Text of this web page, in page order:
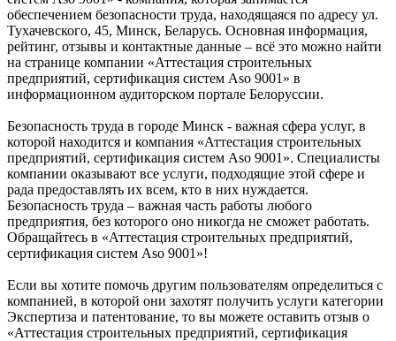
обеспечением безопасности труда, находящаяся по адресу ул.
Тухачевского, 45, Минск, Беларусь. Основная информация,
рейтинг, отзывы и контактные данные – всё это можно найти
на странице компании «Аттестация строительных
предприятий, сертификация систем Aso 9001» в
информационном аудиторском портале Белоруссии.
Безопасность труда в городе Минск - важная сфера услуг, в
которой находится и компания «Аттестация строительных
предприятий, сертификация систем Aso 9001». Специалисты
компании оказывают все услуги, подходящие этой сфере и
рада предоставлять их всем, кто в них нуждается.
Безопасность труда – важная часть работы любого
предприятия, без которого оно никогда не сможет работать.
Обращайтесь в «Аттестация строительных предприятий,
сертификация систем Aso 9001»!
Если вы хотите помочь другим пользователям определиться с
компанией, в которой они захотят получить услуги категории
Экспертиза и патентование, то вы можете оставить отзыв о
«Аттестация строительных предприятий, сертификация